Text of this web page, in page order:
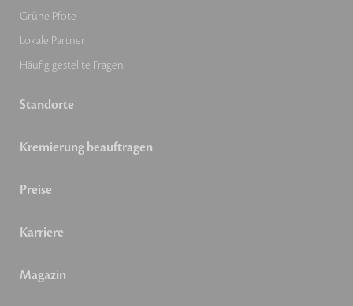
Grüne Pfote
Lokale Partner
Häufig gestellte Fragen
Standorte
Kremierung beauftragen
Preise
Karriere
Magazin